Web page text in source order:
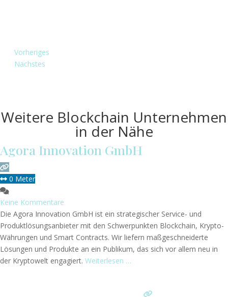
Vorheriges
Nächstes
Weitere Blockchain Unternehmen
in der Nähe
Agora Innovation GmbH
0 Meter
Keine Kommentare
Die Agora Innovation GmbH ist ein strategischer Service- und
Produktlösungsanbieter mit den Schwerpunkten Blockchain, Krypto-
Währungen und Smart Contracts. Wir liefern maßgeschneiderte
Lösungen und Produkte an ein Publikum, das sich vor allem neu in
der Kryptowelt engagiert. Weiterlesen …